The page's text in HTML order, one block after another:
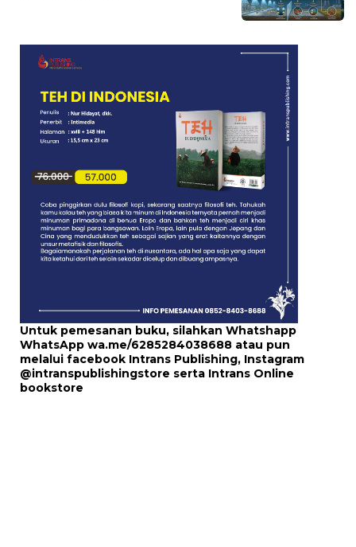
Untuk pemesanan buku, silahkan Whatshapp
WhatsApp wa.me/6285284038688 atau pun
melalui facebook Intrans Publishing, Instagram
@intranspublishingstore serta Intrans Online
bookstore